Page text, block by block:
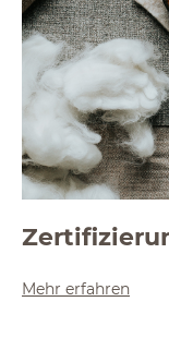
Mehr erfahren